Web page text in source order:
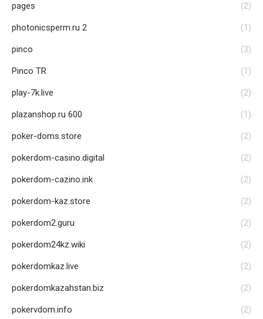
pages (2)
photonicsperm.ru 2 (1)
pinco (3)
Pinco TR (1)
play-7k.live (2)
plazanshop.ru 600 (1)
poker-doms.store (2)
pokerdom-casino.digital (2)
pokerdom-cazino.ink (2)
pokerdom-kaz.store (2)
pokerdom2.guru (2)
pokerdom24kz.wiki (2)
pokerdomkaz.live (2)
pokerdomkazahstan.biz (2)
pokervdom.info (2)